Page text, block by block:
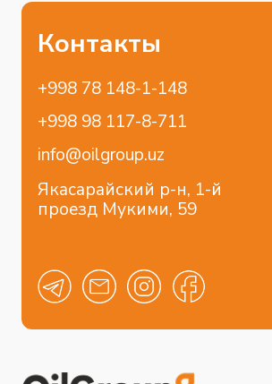
Главная
Услуги
Блог
Контакты
Горнодобывающая промышленность
Пищевая промышленность
Строительство
Коммерческий транспорт
Химическая промышленность
Donaldson
Отраслевые решения